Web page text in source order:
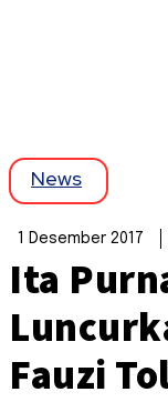
News
1 Desember 2017
Ita
Fauzi